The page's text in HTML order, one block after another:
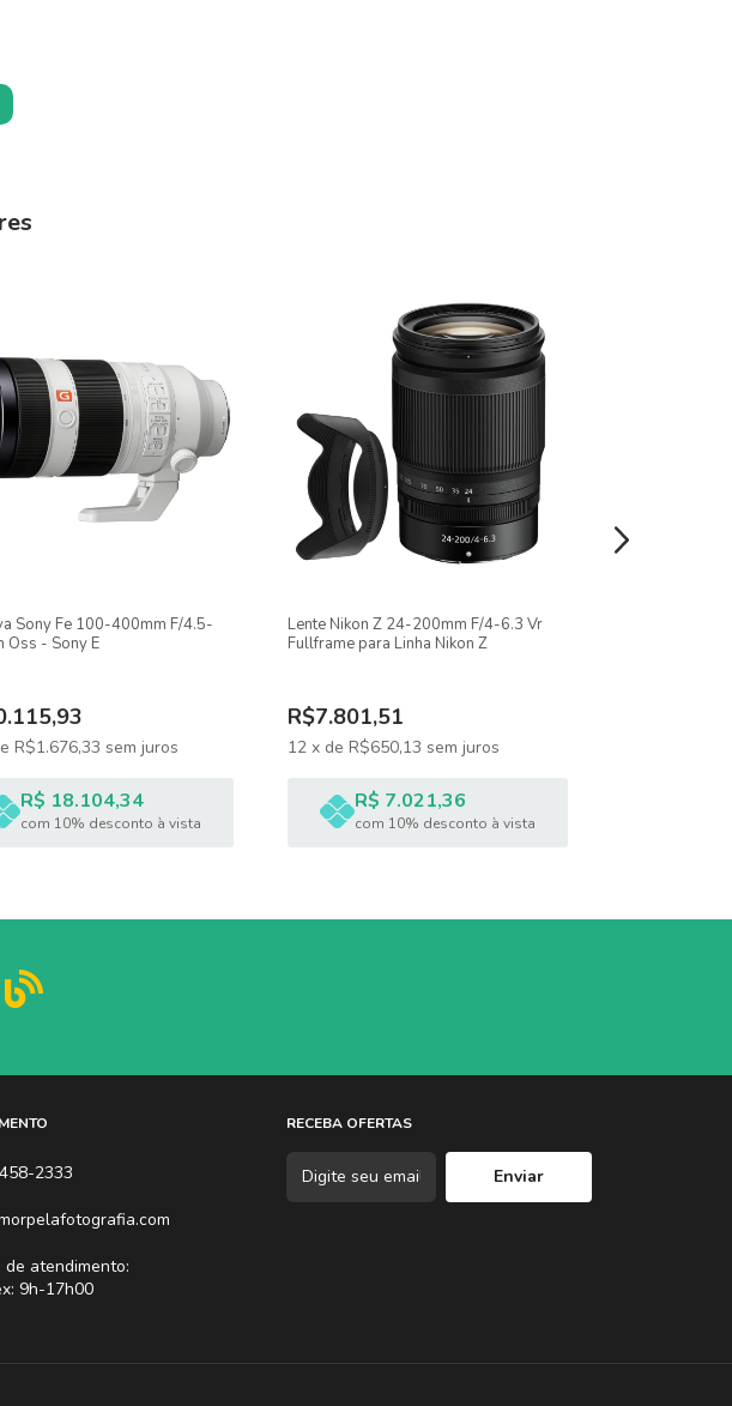
Sony Fe 100-400mm F/4.5-
Oss - Sony E
R$1.676,33 sem juros
R$ 18.104,34
com 10% desconto à vista
Lente Nikon Z 24-200mm F/4-6.3 Vr
Fullframe para Linha Nikon Z
R$7.801,51
12 x de R$650,13 sem juros
R$ 7.021,36
com 10% desconto à vista
2333
de atendimento:
9h-17h00
RECEBA OFERTAS